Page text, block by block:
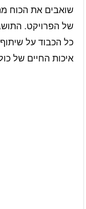
שואבים את הכוח
של הפרויקט.
כל הכבוד על
איכות החיים של